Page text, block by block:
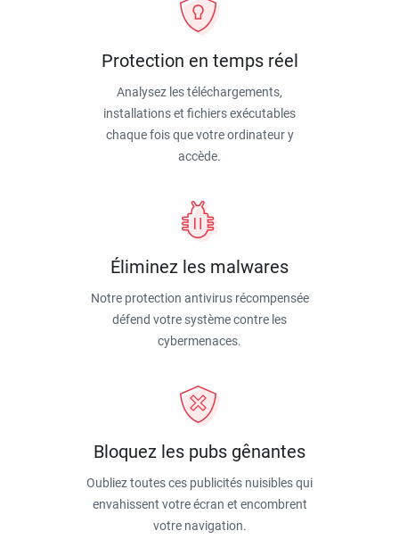
Protection en temps réel
Analysez les téléchargements,
installations et fichiers exécutables
chaque fois que votre ordinateur y
accède.
Éliminez les malwares
Notre protection antivirus récompensée
défend votre système contre les
cybermenaces.
Bloquez les pubs gênantes
Oubliez toutes ces publicités nuisibles qui
envahissent votre écran et encombrent
votre navigation.